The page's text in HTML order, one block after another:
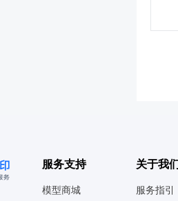
服务支持
模型商城
关于我
服务指引